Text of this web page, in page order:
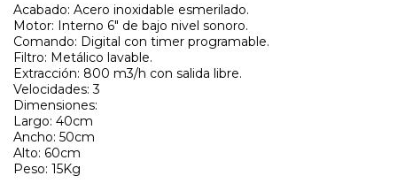
Acabado: Acero inoxidable esmerilado.
Motor: Interno 6" de bajo nivel sonoro.
Comando: Digital con timer programable.
Filtro: Metálico lavable.
Extracción: 800 m3/h con salida libre.
Velocidades: 3
Dimensiones:
Largo: 40cm
Ancho: 50cm
Alto: 60cm
Peso: 15Kg